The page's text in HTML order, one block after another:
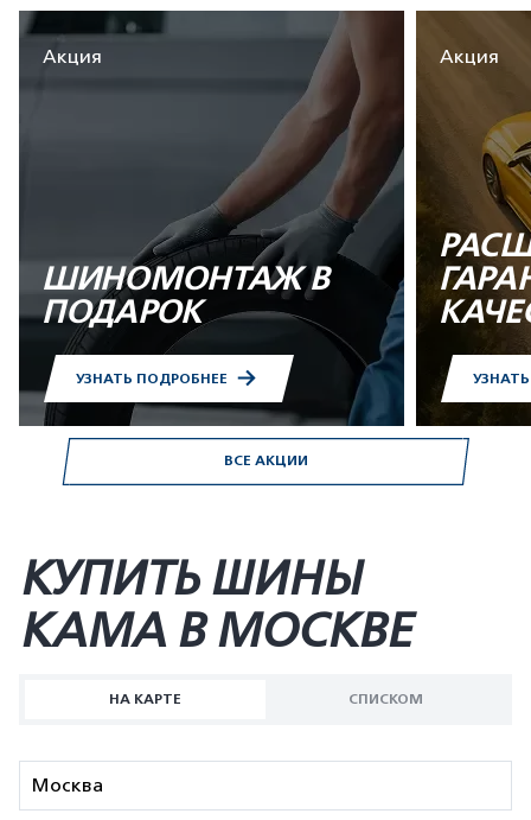
ВСЕ АКЦИИ
Акция
ШИНОМОНТАЖ В
ПОДАРОК
УЗНАТЬ ПОДРОБНЕЕ
Акция
КУПИТЬ ШИНЫ
KAMA В МОСКВЕ
НА КАРТЕ СПИСКОМ